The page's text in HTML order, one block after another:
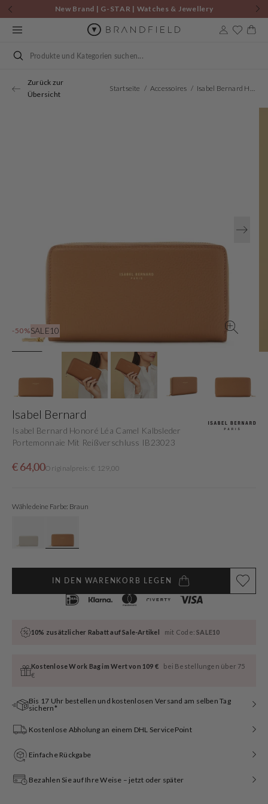
Zum
Inhalt
springen
New Brand | G-STAR | Watches & Jewellery
Suchen
Zurück zur
Übersicht
Startseite Accessoires Isabel Bernard Honoré Léa Camel Kalbsleder Portemonnaie Mit Reißverschluss IB23023
-50%SALE10
Sie
der
Isabel Bernard
Isabel Bernard Honoré Léa Camel Kalbsleder
Portemonnaie Mit Reißverschluss IB23023
Verkaufspreis
€ 64,00
NormalerOriginalpreis: € 129,00
Wähle deine Farbe: Braun
IN DEN WARENKORB LEGEN
10% zusätzlicher Rabatt auf Sale-Artikel mit Code:SALE10
Kostenlose Work Bag im Wert von 109 €
bei Bestellungen über 75
€
Bis 17 Uhr bestellen und kostenlosen Versand am selben Tag
sichern*
Kostenlose Abholung an einem DHL ServicePoint
Einfache Rückgabe
Bezahlen Sie auf Ihre Weise – jetzt oder später